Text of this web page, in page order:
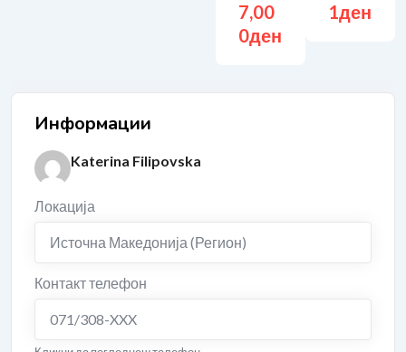
7,00
0ден
1ден
Информации
Katerina Filipovska
Локација
Источна Македонија (Регион)
Контакт телефон
071/308-XXX